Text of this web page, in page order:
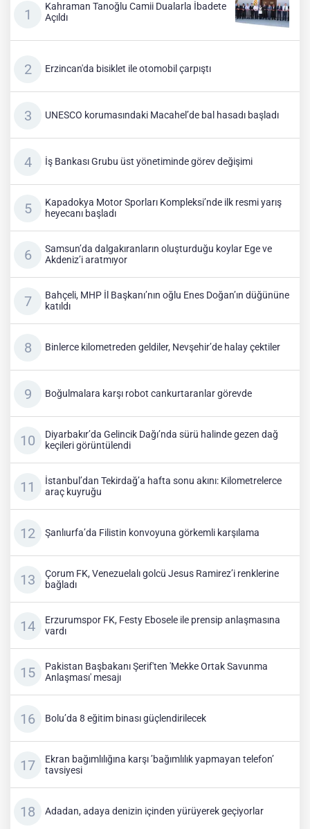
Kahraman Tanoğlu Camii Dualarla İbadete
Açıldı
Erzincan'da bisiklet ile otomobil çarpıştı
UNESCO korumasındaki Macahel’de bal hasadı başladı
İş Bankası Grubu üst yönetiminde görev değişimi
Kapadokya Motor Sporları Kompleksi’nde ilk resmi yarış
heyecanı başladı
Samsun’da dalgakıranların oluşturduğu koylar Ege ve
Akdeniz’i aratmıyor
Bahçeli, MHP İl Başkanı’nın oğlu Enes Doğan’ın düğününe
katıldı
Binlerce kilometreden geldiler, Nevşehir’de halay çektiler
Boğulmalara karşı robot cankurtaranlar görevde
Diyarbakır’da Gelincik Dağı’nda sürü halinde gezen dağ
keçileri görüntülendi
İstanbul’dan Tekirdağ’a hafta sonu akını: Kilometrelerce
araç kuyruğu
Şanlıurfa’da Filistin konvoyuna görkemli karşılama
Çorum FK, Venezuelalı golcü Jesus Ramirez’i renklerine
bağladı
Erzurumspor FK, Festy Ebosele ile prensip anlaşmasına
vardı
Pakistan Başbakanı Şerif'ten 'Mekke Ortak Savunma
Anlaşması' mesajı
Bolu’da 8 eğitim binası güçlendirilecek
Ekran bağımlılığına karşı ’bağımlılık yapmayan telefon’
tavsiyesi
Adadan, adaya denizin içinden yürüyerek geçiyorlar